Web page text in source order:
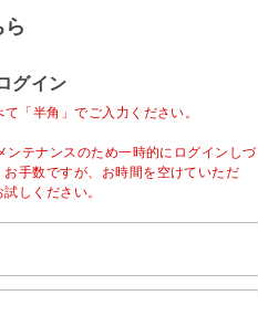
グイン
「半角」でご入力ください。
テナンスのため一時的にログインしづ
手数ですが、お時間を空けていただ
しください。